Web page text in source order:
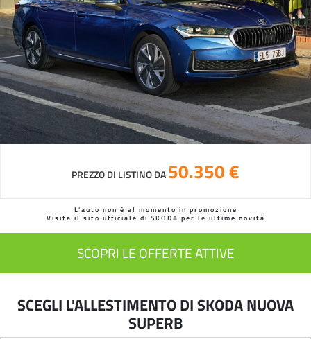
PREZZO DI LISTINO DA50.350 €
L'auto non è al momento in promozione
Visita il sito ufficiale di SKODA per le ultime novità
SCOPRI LE OFFERTE ATTIVE
SCEGLI L'ALLESTIMENTO DI SKODA NUOVA
SUPERB